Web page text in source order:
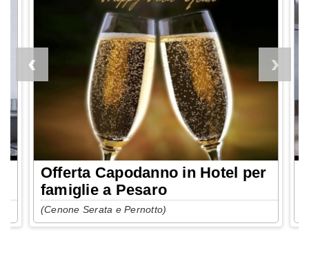
Offerta Capodanno in Hotel per
famiglie a Pesaro
(Cenone Serata e Pernotto)